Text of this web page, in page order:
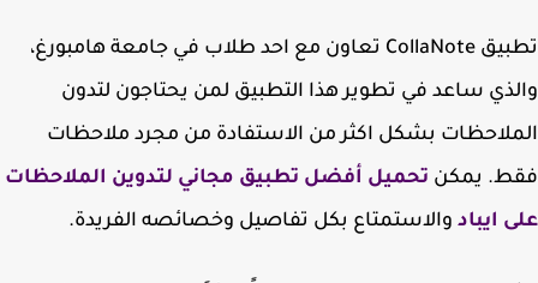
تطبيق CollaNote تعاون مع احد طلاب في جامعة هامبورغ،
ساعد في تطوير هذا التطبيق لمن يحتاجون لتدون
بشكل اكثر من الاستفادة من مجرد ملاحظات
يمكنتحميل أفضل تطبيق مجاني لتدوين الملاحظات
ايبادوالاستمتاع بكل تفاصيل وخصائصه الفريدة.